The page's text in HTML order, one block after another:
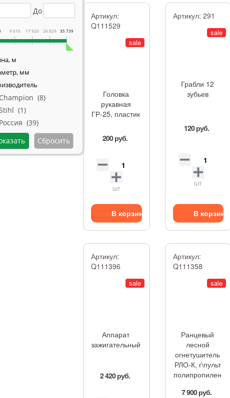
До
9 010 17 920 26 829 35 739
м
мм
Champion (8)
(1)
Россия (39)
Артикул:
Q111529
sale
Головка
рукавная
ГР-25, пластик
200 руб.
шт
В корзину
Артикул: 291
sale
Грабли 12
зубьев
120 руб.
шт
В корзину
Артикул:
Q111396
sale
Аппарат
зажигательный
2 420 руб.
Артикул:
Q111358
sale
Ранцевый
лесной
огнетушитель
РЛО-К, г\пульт
полипропилен
7 900 руб.